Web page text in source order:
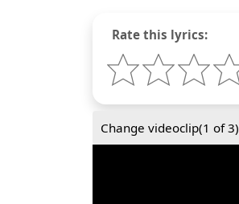
Rate this lyrics:
Change videoclip(1 of 3)